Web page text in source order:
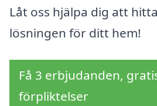
Låt oss hjälpa dig att
lösningen för ditt hem!
Få 3 erbjudanden,
förpliktelser